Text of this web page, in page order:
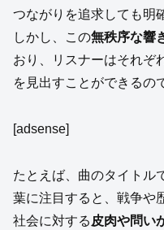
つながりを追求しても明
しかし、この無秩序な響
おり、リスナーはそれぞ
を見出すことができるの
[adsense]
たとえば、曲のタイトル
葉に注目すると、戦争や
社会に対する 皮肉や問い